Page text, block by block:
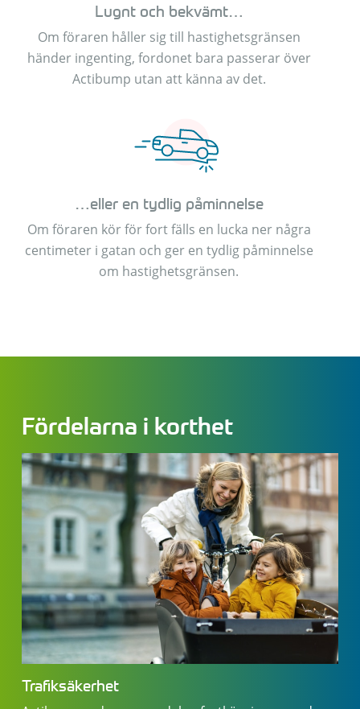
Lugnt och bekvämt…
Om föraren håller sig till hastighetsgränsen
händer ingenting, fordonet bara passerar över
Actibump utan att känna av det.
…eller en tydlig påminnelse
Om föraren kör för fort fälls en lucka ner några
centimeter i gatan och ger en tydlig påminnelse
om hastighetsgränsen.
Fördelarna i korthet
Trafiksäkerhet